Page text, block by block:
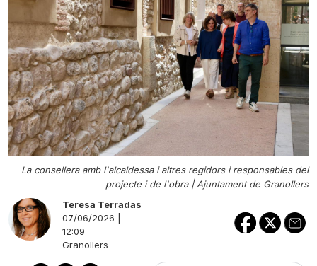
La consellera amb l'alcaldessa i altres regidors i responsables del
projecte i de l'obra |Ajuntament de Granollers
Teresa Terradas
07/06/2026 |
12:09
Granollers